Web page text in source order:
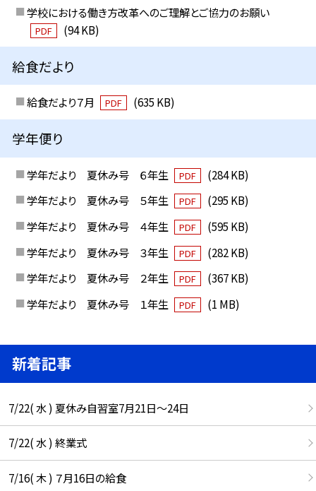
学校における働き方改革へのご理解とご協力のお願い
PDF (94 KB)
給食だより
給食だより７月 PDF (635 KB)
学年便り
学年だより 夏休み号 ６年生 PDF
(284 KB)
学年だより 夏休み号 ５年生
PDF
(295 KB)
学年だより 夏休み号 ４年生
PDF
(595 KB)
学年だより 夏休み号 ３年生
PDF
(282 KB)
学年だより 夏休み号 ２年生
PDF
(367 KB)
学年だより 夏休み号 １年生
PDF (1 MB)
新着記事
7/22( 水 ) 夏休み自習室7月21日〜24日
7/22( 水 ) 終業式
7/16( 木 ) ７月16日の給食